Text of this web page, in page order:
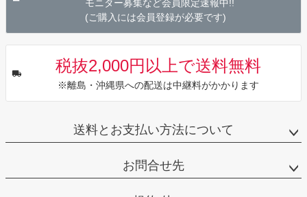
モニター募集など会員限定速報中!!
(ご購入には会員登録が必要です)
税抜2,000円以上で送料無料
※離島・沖縄県への配送は中継料がかかります
送料とお支払い方法について
お問合せ先